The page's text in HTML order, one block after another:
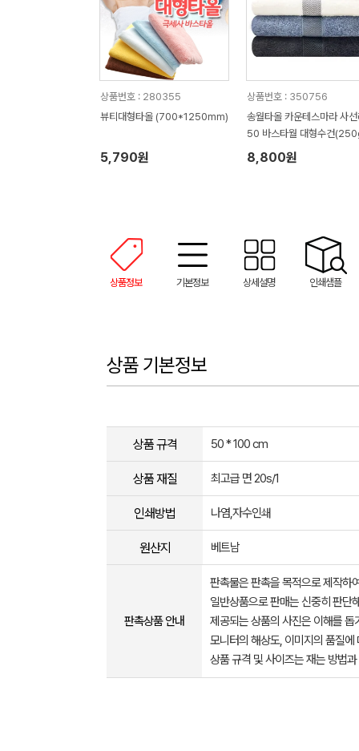
상품번호 : 280355
뷰티대형타올 (700*1250mm)
5,790원
상품번호 : 350756
송월타올 카운테스마라 사
50 바스타월 대형수건
0*100cm)
8,800원
상품정보 기본정보 상세설명 인쇄샘플
상품 기본정보
상품 규격 50 * 100 cm
상품 재질 최고급 면 20s/1
인쇄방법 나염,자수인쇄
원산지 베트남
판촉상품 안내
판촉물은 판촉을 목적으로 제작하
일반상품으로 판매는 신중히 판단
제공되는 상품의 사진은 이해를
모니터의 해상도, 이미지의 품질
상품 규격 및 사이즈는 재는 방법